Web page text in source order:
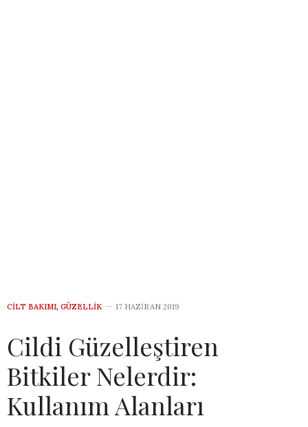
CILT BAKIMI, GÜZELLIK 17 HAZIRAN 2019
Cildi Güzelleştiren
Bitkiler Nelerdir:
Kullanım Alanları